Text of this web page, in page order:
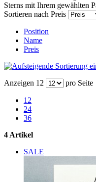
Sterns mit Ihrem gewählten
Sortieren nach Preis
Position
Name
Preis
Anzeigen 12 pro Seite
12
24
36
4 Artikel
SALE